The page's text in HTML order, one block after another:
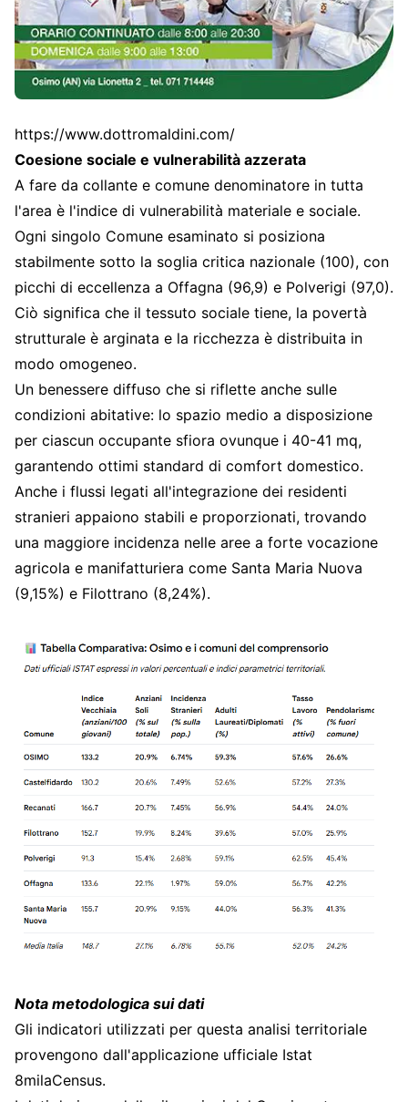
https://www.dottromaldini.com/
Coesione sociale e vulnerabilità azzerata
A fare da collante e comune denominatore in tutta
l'area è l'indice di vulnerabilità materiale e sociale.
Ogni singolo Comune esaminato si posiziona
stabilmente sotto la soglia critica nazionale (100), con
picchi di eccellenza a Offagna (96,9) e Polverigi (97,0).
Ciò significa che il tessuto sociale tiene, la povertà
strutturale è arginata e la ricchezza è distribuita in
modo omogeneo.
Un benessere diffuso che si riflette anche sulle
condizioni abitative: lo spazio medio a disposizione
per ciascun occupante sfiora ovunque i 40-41 mq,
garantendo ottimi standard di comfort domestico.
Anche i flussi legati all'integrazione dei residenti
stranieri appaiono stabili e proporzionati, trovando
una maggiore incidenza nelle aree a forte vocazione
agricola e manifatturiera come Santa Maria Nuova
(9,15%) e Filottrano (8,24%).
Nota metodologica sui dati
Gli indicatori utilizzati per questa analisi territoriale
provengono dall'applicazione ufficiale Istat
8milaCensus.